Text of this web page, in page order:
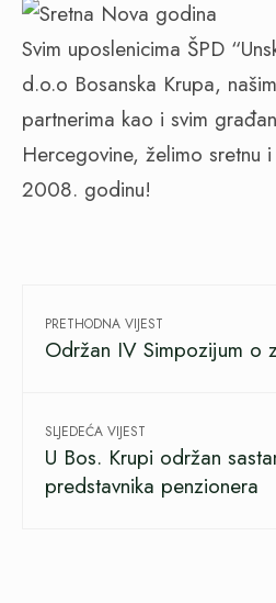
Svim uposlenicima ŠPD
d.o.o Bosanska Krupa,
partnerima kao i svim
Hercegovine, želimo sretnu
2008. godinu!
PRETHODNA VIJEST
Održan IV Simpozijum o
SLJEDEĆA VIJEST
U Bos. Krupi održan
predstavnika penzionera